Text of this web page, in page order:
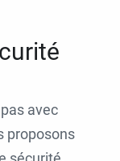
avec
proposons